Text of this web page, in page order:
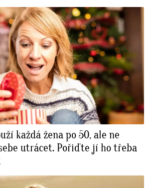
každá žena po 50, ale ne
utrácet. Pořiďte jí ho třeba